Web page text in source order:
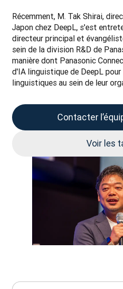
Récemment, M. Tak Shirai,
Japon chez DeepL, s'est
directeur principal et
sein de la division R&D de
manière dont Panasonic
d'IA linguistique de DeepL
linguistiques au sein de leur
Contacter
Voir les